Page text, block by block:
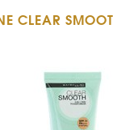
CLEAR